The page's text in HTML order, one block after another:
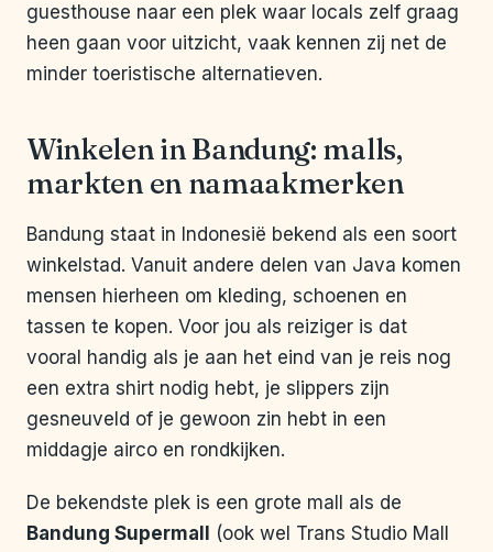
guesthouse naar een plek waar locals zelf graag
heen gaan voor uitzicht, vaak kennen zij net de
minder toeristische alternatieven.
Winkelen in Bandung: malls,
markten en namaakmerken
Bandung staat in Indonesië bekend als een soort
winkelstad. Vanuit andere delen van Java komen
mensen hierheen om kleding, schoenen en
tassen te kopen. Voor jou als reiziger is dat
vooral handig als je aan het eind van je reis nog
een extra shirt nodig hebt, je slippers zijn
gesneuveld of je gewoon zin hebt in een
middagje airco en rondkijken.
De bekendste plek is een grote mall als de
Bandung Supermall
(ook wel Trans Studio Mall